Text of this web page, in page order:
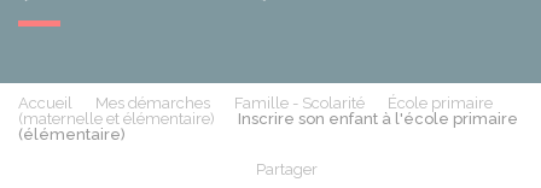
Accueil Mes démarches Famille - Scolarité
École primaire
(maternelle et élémentaire)
Inscrire son enfant à l'école primaire
(élémentaire)
Partager